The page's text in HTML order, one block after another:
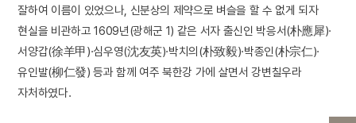
잘하여 이름이 있었으나, 신분상의 제약으로 벼슬을 할 수 없게 되자
현실을 비관하고 1609년(광해군 1) 같은 서자 출신인 박응서(朴應犀)·
서양갑(徐羊甲)·심우영(沈友英)·박치의(朴致毅)·박종인(朴宗仁)·
유인발(柳仁發) 등과 함께 여주 북한강 가에 살면서 강변칠우라
자처하였다.